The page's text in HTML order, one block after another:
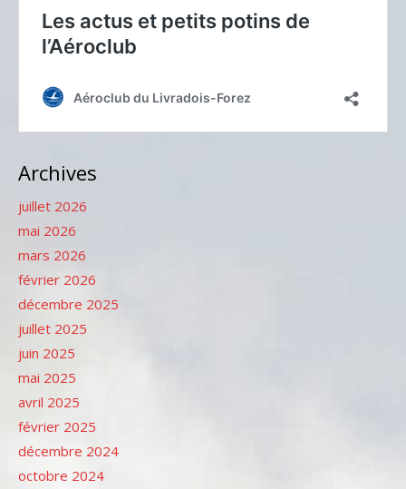
Archives
juillet 2026
mai 2026
mars 2026
février 2026
décembre 2025
juillet 2025
juin 2025
mai 2025
avril 2025
février 2025
décembre 2024
octobre 2024